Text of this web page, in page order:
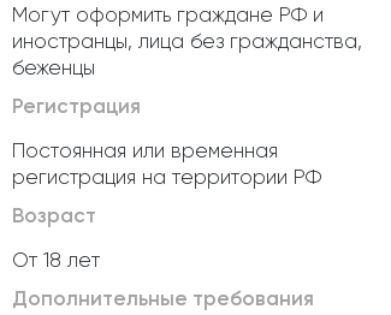
Могут оформить граждане РФ и
иностранцы, лица без гражданства,
беженцы
Регистрация
Постоянная или временная
регистрация на территории РФ
Возраст
От 18 лет
Дополнительные требования